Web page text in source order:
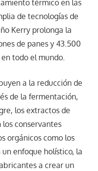
térmico en las
de tecnologías de
Kerry prolonga la
de panes y 43.500
todo el mundo.
a la reducción de
de la fermentación,
los extractos de
los conservantes
orgánicos como los
enfoque holístico, la
a crear un